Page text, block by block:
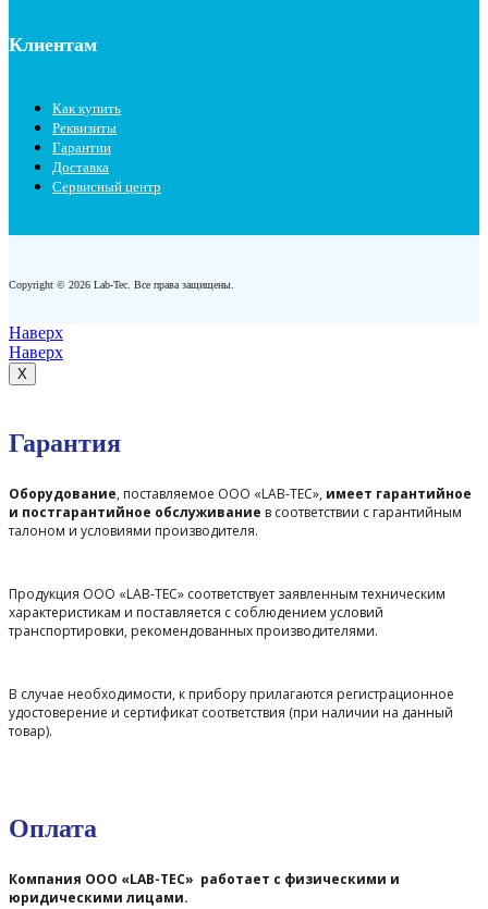
Клиентам
Как купить
Реквизиты
Гарантии
Доставка
Сервисный центр
Copyright © 2026 Lab-Tec. Все права защищены.
Наверх
Наверх
X
Гарантия
Оборудование, поставляемое ООО «LAB-TEC», имеет гарантийное
и постгарантийное обслуживание в соответствии с гарантийным
талоном и условиями производителя.
Продукция ООО «LAB-TEC» соответствует заявленным техническим
характеристикам и поставляется с соблюдением условий
транспортировки, рекомендованных производителями.
В случае необходимости, к прибору прилагаются регистрационное
удостоверение и сертификат соответствия (при наличии на данный
товар).
Оплата
Компания ООО «LAB-TEC» работает с физическими и
юридическими лицами.